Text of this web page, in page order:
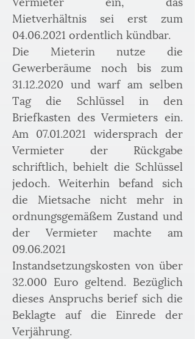
Mietverhältnis sei erst zum
04.06.2021 ordentlich kündbar.
Die Mieterin nutze die
Gewerberäume noch bis zum
31.12.2020 und warf am selben
Tag die Schlüssel in den
Briefkasten des Vermieters ein.
Am 07.01.2021 widersprach der
Vermieter der Rückgabe
schriftlich, behielt die Schlüssel
jedoch. Weiterhin befand sich
die Mietsache nicht mehr in
ordnungsgemäßem Zustand und
der Vermieter machte am
09.06.2021
Instandsetzungskosten von über
32.000 Euro geltend. Bezüglich
dieses Anspruchs berief sich die
Beklagte auf die Einrede der
Verjährung.